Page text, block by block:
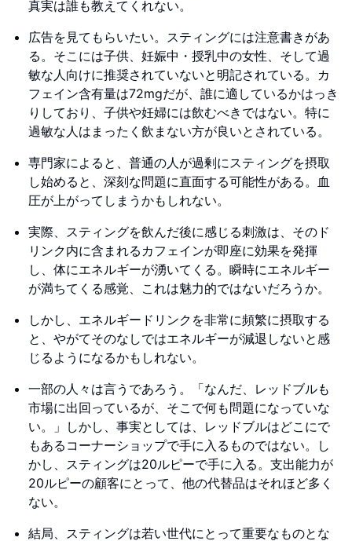
真実は誰も教えてくれない。
広告を見てもらいたい。スティングには注意書きがあ
る。そこには子供、妊娠中・授乳中の女性、そして過
敏な人向けに推奨されていないと明記されている。カ
フェイン含有量は72mgだが、誰に適しているかはっき
りしており、子供や妊婦には飲むべきではない。特に
過敏な人はまったく飲まない方が良いとされている。
専門家によると、普通の人が過剰にスティングを摂取
し始めると、深刻な問題に直面する可能性がある。血
圧が上がってしまうかもしれない。
実際、スティングを飲んだ後に感じる刺激は、そのド
リンク内に含まれるカフェインが即座に効果を発揮
し、体にエネルギーが湧いてくる。瞬時にエネルギー
が満ちてくる感覚、これは魅力的ではないだろうか。
しかし、エネルギードリンクを非常に頻繁に摂取する
と、やがてそのなしではエネルギーが減退しないと感
じるようになるかもしれない。
一部の人々は言うであろう。「なんだ、レッドブルも
市場に出回っているが、そこで何も問題になっていな
い。」しかし、事実としては、レッドブルはどこにで
もあるコーナーショップで手に入るものではない。し
かし、スティングは20ルピーで手に入る。支出能力が
20ルピーの顧客にとって、他の代替品はそれほど多く
ない。
結局、スティングは若い世代にとって重要なものとな